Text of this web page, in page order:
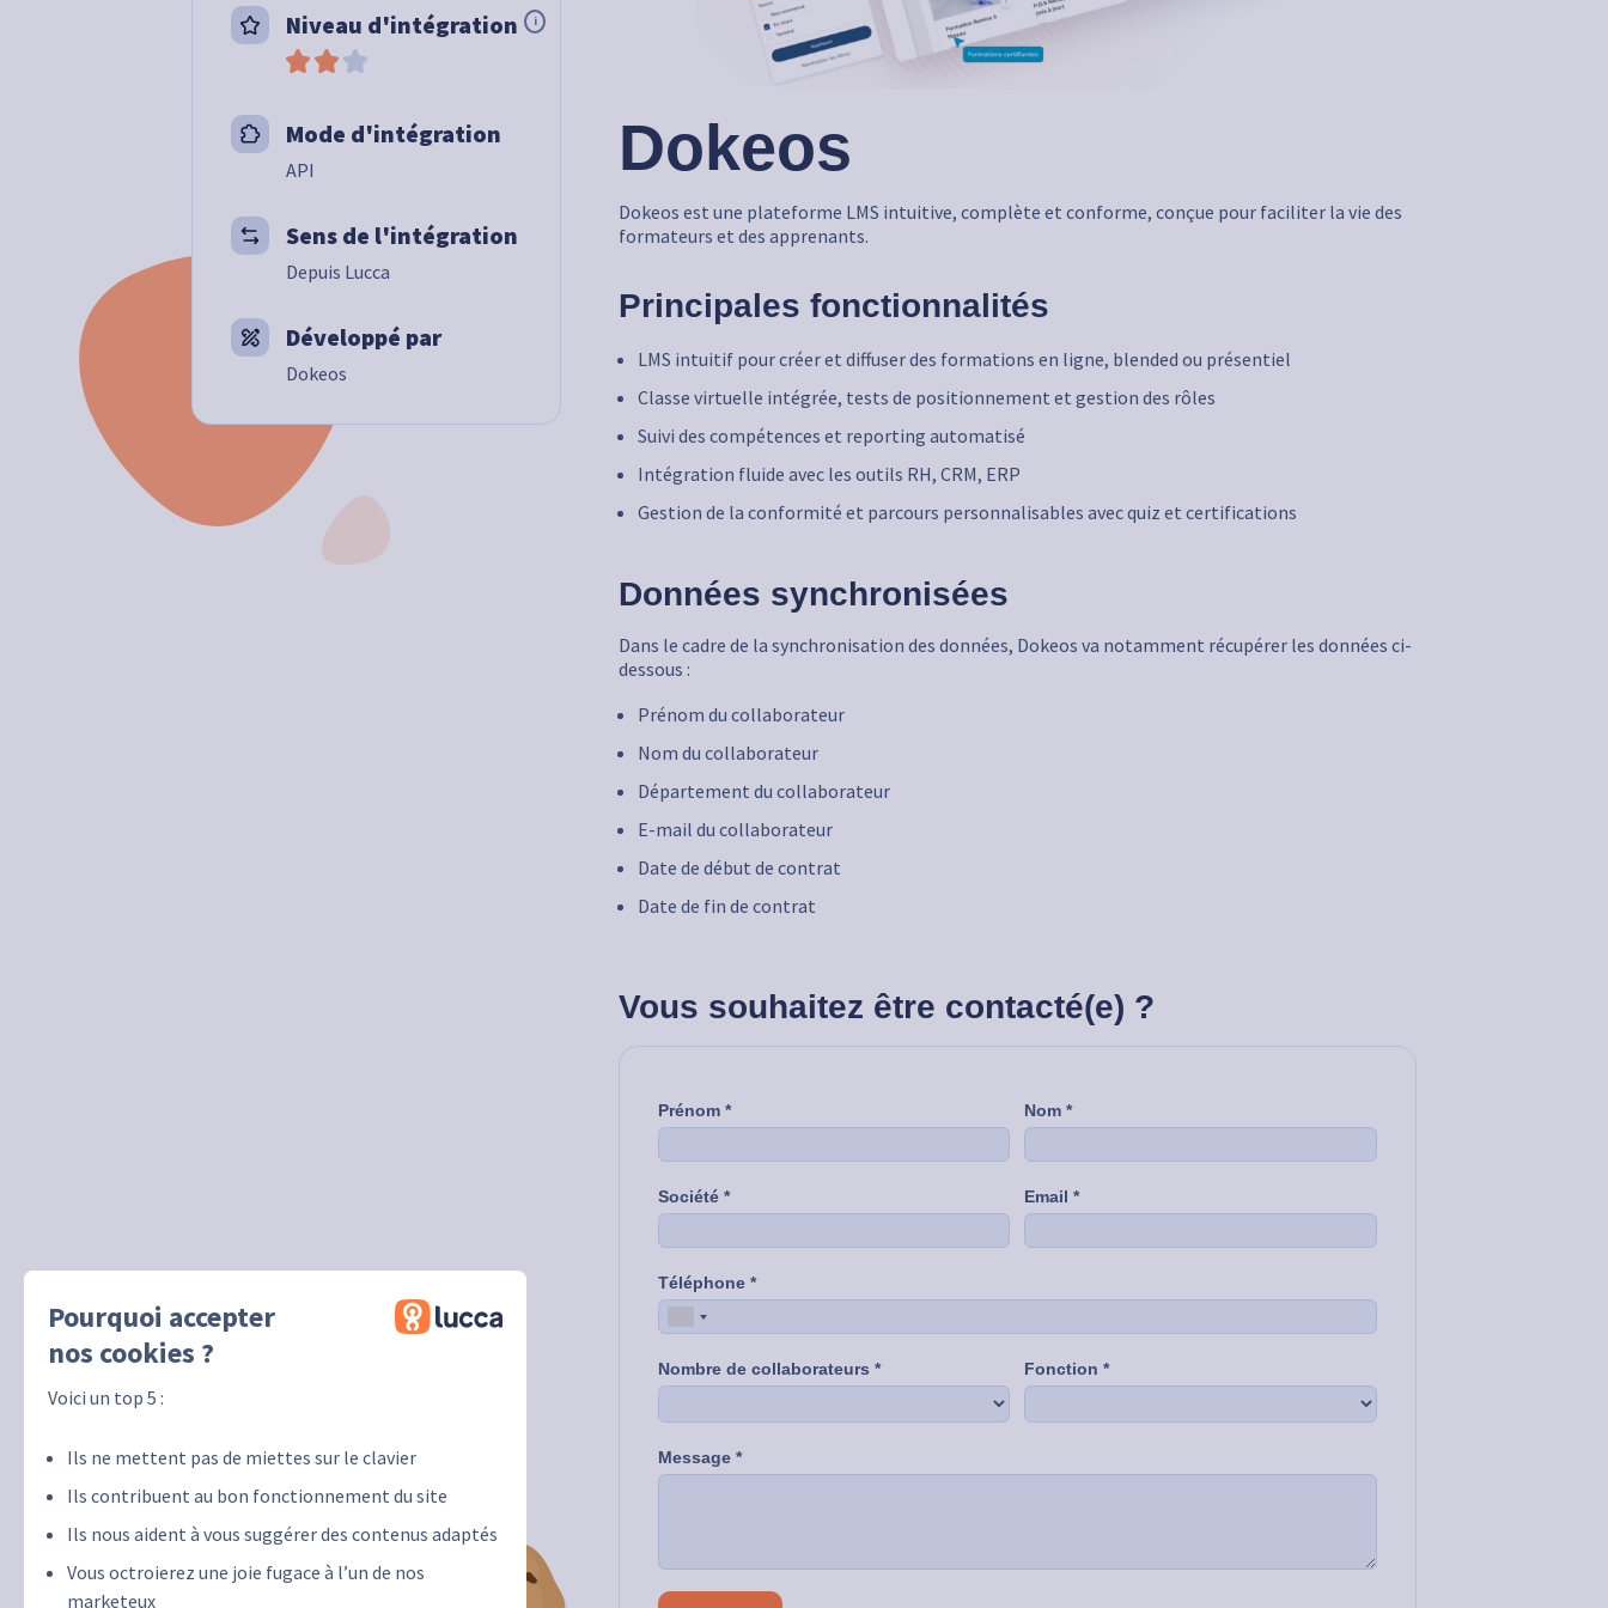
Pourquoi accepter
nos cookies ?
Voici un top 5 :
Ils ne mettent pas de miettes sur le clavier
Ils contribuent au bon fonctionnement du site
Ils nous aident à vous suggérer des contenus adaptés
Vous octroierez une joie fugace à l’un de nos
marketeux
Niveau d'intégration i
Mode d'intégration
API
Sens de l'intégration
Depuis Lucca
Développé par
Dokeos
Dokeos
Dokeos est une plateforme LMS intuitive, complète et conforme, conçue pour faciliter la vie des
formateurs et des apprenants.
Principales fonctionnalités
LMS intuitif pour créer et diffuser des formations en ligne, blended ou présentiel
Classe virtuelle intégrée, tests de positionnement et gestion des rôles
Suivi des compétences et reporting automatisé
Intégration fluide avec les outils RH, CRM, ERP
Gestion de la conformité et parcours personnalisables avec quiz et certifications
Données synchronisées
Dans le cadre de la synchronisation des données, Dokeos va notamment récupérer les données ci-
dessous :
Prénom du collaborateur
Nom du collaborateur
Département du collaborateur
E-mail du collaborateur
Date de début de contrat
Date de fin de contrat
Vous souhaitez être contacté(e) ?